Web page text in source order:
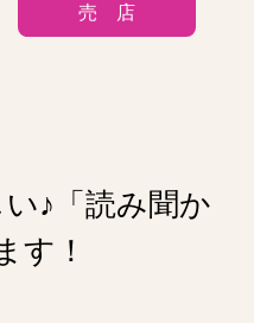
売 店
♪「読み聞か
す！